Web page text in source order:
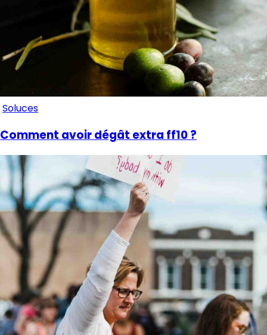
Soluces
Comment avoir dégât extra ff10 ?